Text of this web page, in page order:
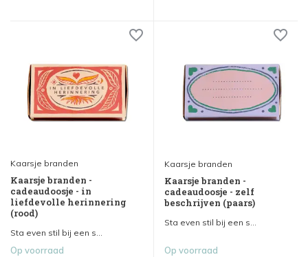
Kaarsje branden
Kaarsje branden -
cadeaudoosje - in
liefdevolle herinnering
(rood)
Sta even stil bij een s...
Op voorraad
Kaarsje branden
Kaarsje branden -
cadeaudoosje - zelf
beschrijven (paars)
Sta even stil bij een s...
Op voorraad